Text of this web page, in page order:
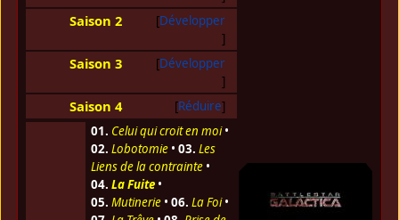
Développer
Saison 2
Développer
Saison 3
Réduire
Saison 4
01. Celui qui croit en moi•
02. Lobotomie• 03. Les
Liens de la contrainte•
04. La Fuite•
05. Mutinerie• 06. La Foi•